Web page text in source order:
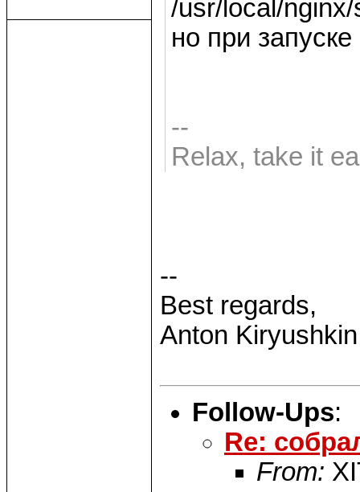
/usr/local/
но при
--
Relax, take it
--
Best regards,
Anton
Follow-Ups:
Re:
From: